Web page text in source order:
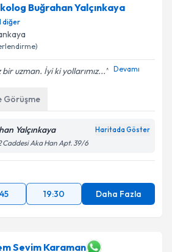
Buğrahan Yalçınkaya
diğer
uzman. İyi ki yollarımız... Devamı
Görüşme
Yalçınkaya Haritada Göster
Caddesi Aka Han Apt. 39/6
19:30 Daha Fazla
Sevim Karaman